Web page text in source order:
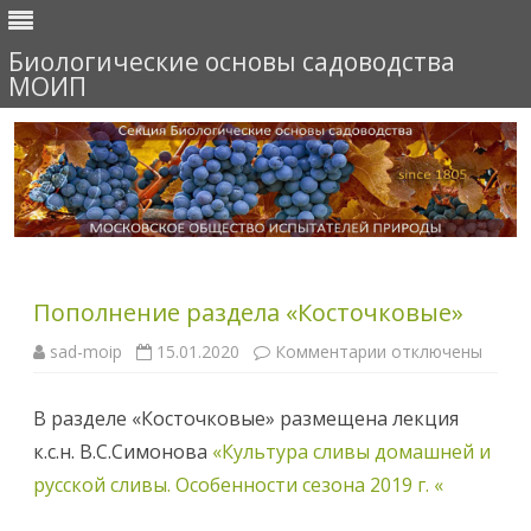
Биологические основы садоводства
МОИП
содержимому
Пополнение раздела «Косточковые»
sad-moip 15.01.2020 Комментарии к
и
и
о
отключены
В разделе «Косточковые» размещена лекция
к.с.н. В.С.Симонова «Культура сливы домашней и
русской сливы. Особенности сезона 2019 г. «